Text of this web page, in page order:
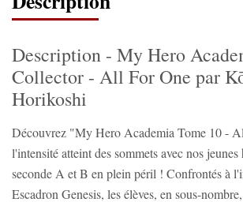
Description - My Hero
Collector - All For One par
Horikoshi
Découvrez "My Hero Academia Tome 10 -
l'intensité atteint des sommets avec nos jeunes
seconde A et B en plein péril ! Confrontés à
Escadron Genesis, les élèves, en sous-